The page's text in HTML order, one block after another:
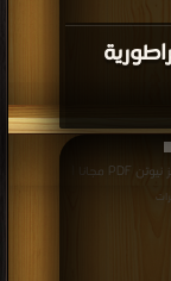
قراءة و تحميل كتاب كتاب صور الإمبراطورية العثمانية ل تشارلز نيوتن PDF مجانا |